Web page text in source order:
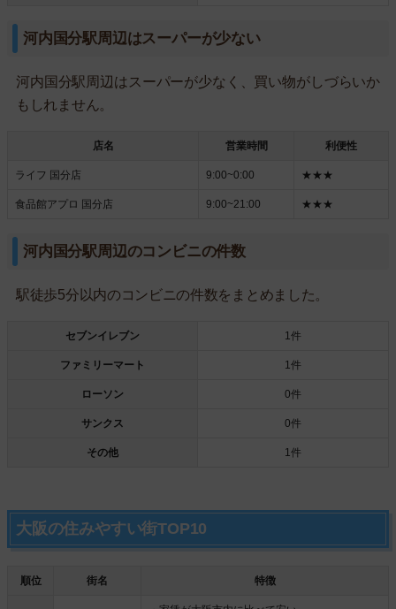
河内国分駅周辺はスーパーが少ない
河内国分駅周辺はスーパーが少なく、買い物がしづらいか
もしれません。
店名 営業時間 利便性
ライフ 国分店 9:00~0:00 ★★★
食品館アプロ 国分店 9:00~21:00 ★★★
河内国分駅周辺のコンビニの件数
駅徒歩5分以内のコンビニの件数をまとめました。
セブンイレブン 1件
ファミリーマート 1件
ローソン 0件
サンクス 0件
その他 1件
大阪の住みやすい街TOP10
順位 街名 特徴